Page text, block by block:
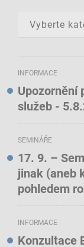
INFORMACE
Upozornění
služeb -
SEMINÁŘE
17. 9. –
jinak (aneb
pohledem
INFORMACE
Konzultace